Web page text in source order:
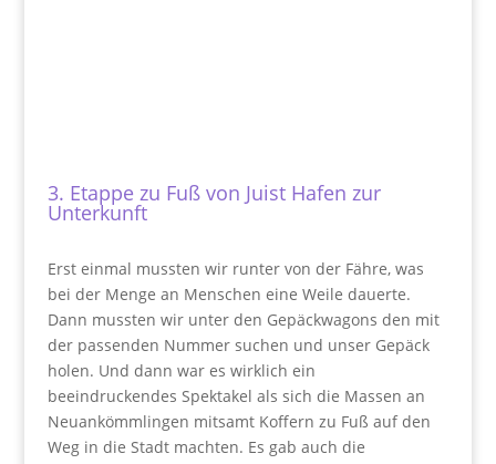
3. Etappe zu Fuß von Juist Hafen zur
Unterkunft
Erst einmal mussten wir runter von der Fähre, was
bei der Menge an Menschen eine Weile dauerte.
Dann mussten wir unter den Gepäckwagons den mit
der passenden Nummer suchen und unser Gepäck
holen. Und dann war es wirklich ein
beeindruckendes Spektakel als sich die Massen an
Neuankömmlingen mitsamt Koffern zu Fuß auf den
Weg in die Stadt machten. Es gab auch die